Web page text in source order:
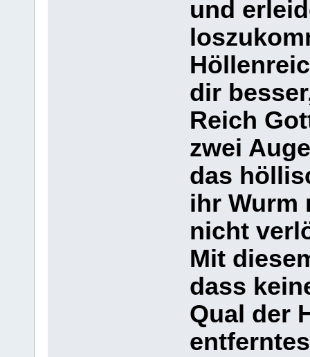
und
dir
Reich
zwei
das
ihr Wurm
nicht
Mit
dass
Qual der